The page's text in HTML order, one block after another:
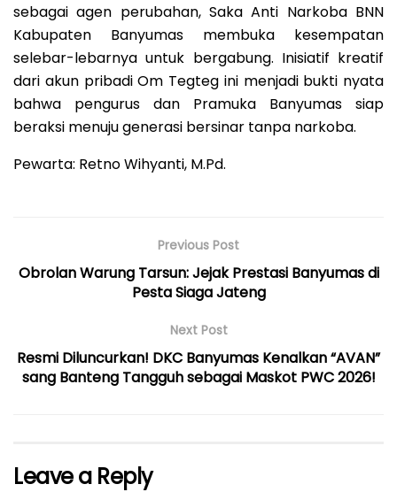
sebagai agen perubahan, Saka Anti Narkoba BNN
Kabupaten Banyumas membuka kesempatan
selebar-lebarnya untuk bergabung. Inisiatif kreatif
dari akun pribadi Om Tegteg ini menjadi bukti nyata
bahwa pengurus dan Pramuka Banyumas siap
beraksi menuju generasi bersinar tanpa narkoba.
Pewarta: Retno Wihyanti, M.Pd.
Previous Post
Obrolan Warung Tarsun: Jejak Prestasi Banyumas di
Pesta Siaga Jateng
Next Post
Resmi Diluncurkan! DKC Banyumas Kenalkan “AVAN”
sang Banteng Tangguh sebagai Maskot PWC 2026!
Leave a Reply